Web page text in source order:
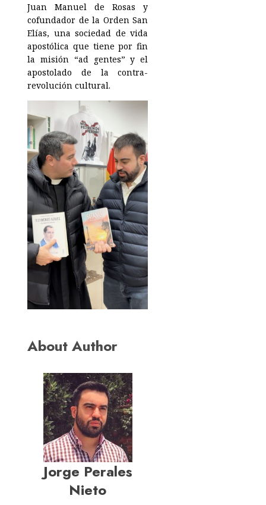
Juan Manuel de Rosas y
cofundador de la Orden San
Elías, una sociedad de vida
apostólica que tiene por fin
la misión “ad gentes” y el
apostolado de la contra-
revolución cultural.
About Author
Jorge Perales
Nieto